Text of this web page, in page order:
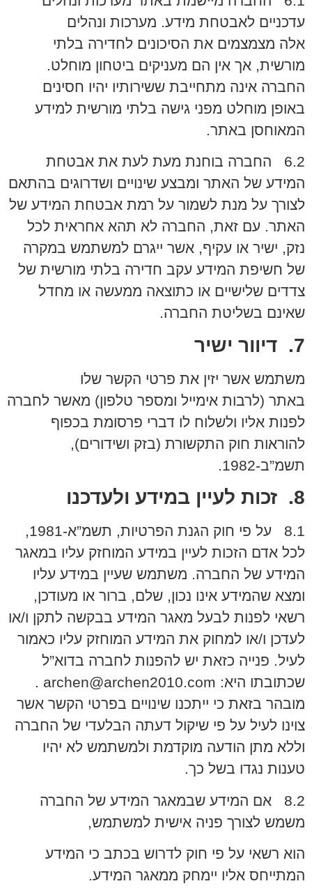
עדכניים לאבטחת מידע. מערכות ונהלים
אלה מצמצמים את הסיכונים לחדירה בלתי
מורשית, אך אין הם מעניקים ביטחון מוחלט.
החברה אינה מתחייבת ששירותיו יהיו חסינים
באופן מוחלט מפני גישה בלתי מורשית למידע
המאוחסן באתר.
6.2 החברה בוחנת מעת לעת את אבטחת
המידע של האתר ומבצע שינויים ושדרוגים בהתאם
לצורך על מנת לשמור על רמת אבטחת המידע של
האתר. עם זאת, החברה לא תהא אחראית לכל
נזק, ישיר או עקיף, אשר ייגרם למשתמש במקרה
של חשיפת המידע עקב חדירה בלתי מורשית של
צדדים שלישיים או כתוצאה ממעשה או מחדל
שאינם בשליטת החברה.
7. דיוור ישיר
משתמש אשר יזין את פרטי הקשר שלו
באתר (לרבות אימייל ומספר טלפון) מאשר לחברה
לפנות אליו ולשלוח לו דברי פרסומת בכפוף
להוראות חוק התקשורת (בזק ושידורים),
תשמ”ב-1982.
8. זכות לעיין במידע ולעדכנו
8.1 על פי חוק הגנת הפרטיות, תשמ”א-1981,
לכל אדם הזכות לעיין במידע המוחזק עליו במאגר
המידע של החברה. משתמש שעיין במידע עליו
ומצא שהמידע אינו נכון, שלם, ברור או מעודכן,
רשאי לפנות לבעל מאגר המידע בבקשה לתקן ו/או
לעדכן ו/או למחוק את המידע המוחזק עליו כאמור
לעיל. פנייה כזאת יש להפנות לחברה בדוא”ל
שכתובתו היא: archen@archen2010.com .
מובהר בזאת כי ייתכנו שינויים בפרטי הקשר אשר
צוינו לעיל על פי שיקול דעתה הבלעדי של החברה
וללא מתן הודעה מוקדמת ולמשתמש לא יהיו
טענות נגדו בשל כך.
8.2 אם המידע שבמאגר המידע של החברה
משמש לצורך פניה אישית למשתמש,
הוא רשאי על פי חוק לדרוש בכתב כי המידע
המתייחס אליו יימחק ממאגר המידע.